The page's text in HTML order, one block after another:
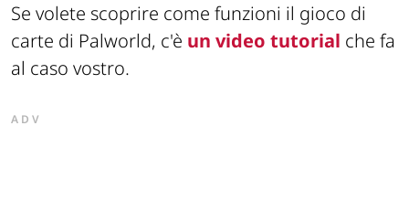
Se volete scoprire come funzioni il gioco di
carte di Palworld, c'è un video tutorial che fa
al caso vostro.
ADV